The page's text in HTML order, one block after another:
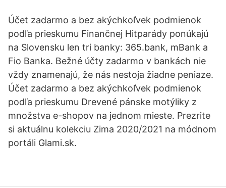
Účet zadarmo a bez akýchkoľvek podmienok
podľa prieskumu Finančnej Hitparády ponúkajú
na Slovensku len tri banky: 365.bank, mBank a
Fio Banka. Bežné účty zadarmo v bankách nie
vždy znamenajú, že nás nestoja žiadne peniaze.
Účet zadarmo a bez akýchkoľvek podmienok
podľa prieskumu Drevené pánske motýliky z
množstva e-shopov na jednom mieste. Prezrite
si aktuálnu kolekciu Zima 2020/2021 na módnom
portáli Glami.sk.